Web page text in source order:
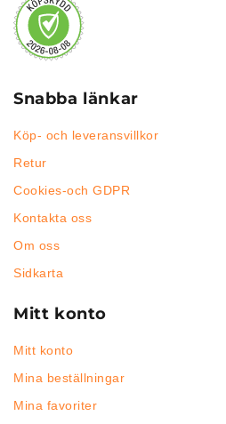
Snabba länkar
Köp- och leveransvillkor
Retur
Cookies-och GDPR
Kontakta oss
Om oss
Sidkarta
Mitt konto
Mitt konto
Mina beställningar
Mina favoriter